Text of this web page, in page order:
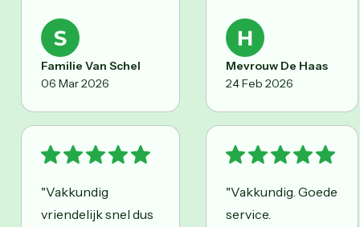
Familie Van Schel
06 Mar 2026
Mevrouw De Haas
24 Feb 2026
"Vakkundig
vriendelijk snel dus
"Vakkundig. Goede
service.